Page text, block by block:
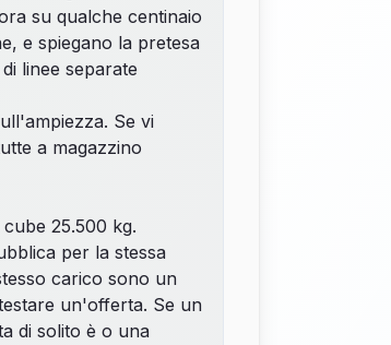
su qualche centinaio
e spiegano la pretesa
linee separate
Se vi
a magazzino
25.500 kg.
per la stessa
carico sono un
un'offerta. Se un
di solito è o una